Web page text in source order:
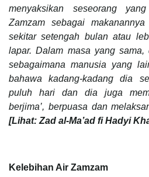
menyaksikan seseorang
Zamzam sebagai
sekitar setengah bulan atau
lapar. Dalam masa yang sama,
sebagaimana manusia yang
bahawa kadang-kadang dia
puluh hari dan dia juga
berjima’, berpuasa dan
[Lihat: Zad al-Ma’ad fi Hadyi
Kelebihan Air Zamzam